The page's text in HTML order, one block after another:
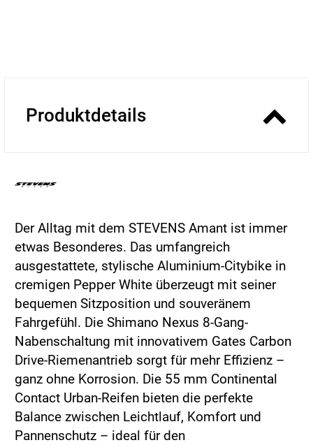
Produktdetails
Der Alltag mit dem STEVENS Amant ist immer
etwas Besonderes. Das umfangreich
ausgestattete, stylische Aluminium-Citybike in
cremigen Pepper White überzeugt mit seiner
bequemen Sitzposition und souveränem
Fahrgefühl. Die Shimano Nexus 8-Gang-
Nabenschaltung mit innovativem Gates Carbon
Drive-Riemenantrieb sorgt für mehr Effizienz –
ganz ohne Korrosion. Die 55 mm Continental
Contact Urban-Reifen bieten die perfekte
Balance zwischen Leichtlauf, Komfort und
Pannenschutz – ideal für den